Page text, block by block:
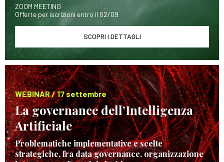
ZOOM MEETING
Offerte per iscrizioni entro il 02/09
SCOPRI I DETTAGLI
WEBINAR / 17 settembre
La governance dell’Intelligenza
Artificiale
Problematiche implementative e scelte
strategiche, fra data governance, organizzazione